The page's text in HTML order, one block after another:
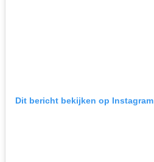
Dit bericht bekijken op Instagram